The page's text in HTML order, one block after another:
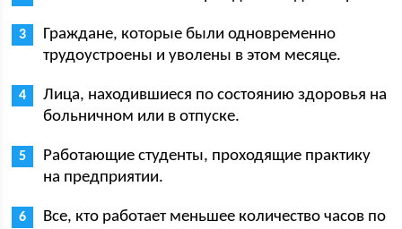
Граждане, которые были одновременно
трудоустроены и уволены в этом месяце.
Лица, находившиеся по состоянию здоровья на
больничном или в отпуске.
Работающие студенты, проходящие практику
на предприятии.
Все, кто работает меньшее количество часов по